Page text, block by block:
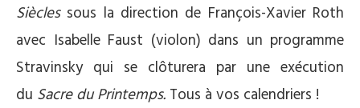
Sièclessous la direction de François-Xavier Roth
avec Isabelle Faust (violon) dans un programme
Stravinsky qui se clôturera par une exécution
du Sacre du Printemps. Tous à vos calendriers !